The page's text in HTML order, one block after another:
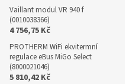
Vaillant modul VR 940 f
(0010038366)
4 756,75 Kč
PROTHERM WiFi ekvitermní
regulace eBus MiGo Select
(8000021046)
5 810,42 Kč